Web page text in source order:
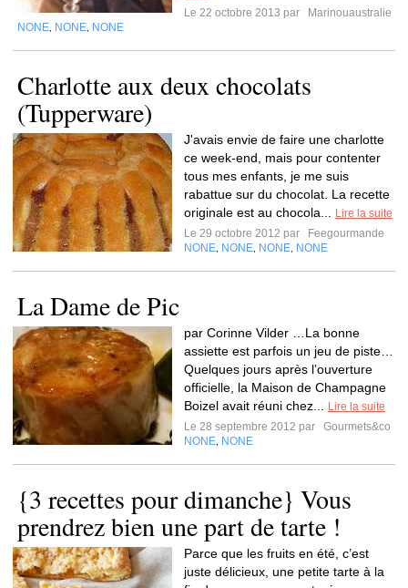
Le 22 octobre 2013 par
Marinouaustralie
NONE NONE NONE
Charlotte aux deux chocolats
(Tupperware)
J'avais envie de faire une charlotte
ce week-end, mais pour contenter
tous mes enfants, je me suis
rabattue sur du chocolat. La recette
originale est au chocola...
Lire la suite
Le 29 octobre 2012 par
Feegourmande
NONE NONE NONE NONE
La Dame de Pic
par Corinne Vilder …La bonne
assiette est parfois un jeu de piste…
Quelques jours après l’ouverture
officielle, la Maison de Champagne
Boizel avait réuni chez...
Lire la suite
Le 28 septembre 2012 par
Gourmets&co
NONE NONE
{3 recettes pour dimanche} Vous
prendrez bien une part de tarte !
Parce que les fruits en été, c’est
juste délicieux, une petite tarte à la